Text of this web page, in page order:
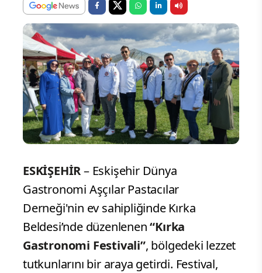
ESKİŞEHİR– Eskişehir Dünya
Gastronomi Aşçılar Pastacılar
Derneği'nin ev sahipliğinde Kırka
Beldesi’nde düzenlenen“Kırka
Gastronomi Festivali”, bölgedeki lezzet
tutkunlarını bir araya getirdi. Festival,